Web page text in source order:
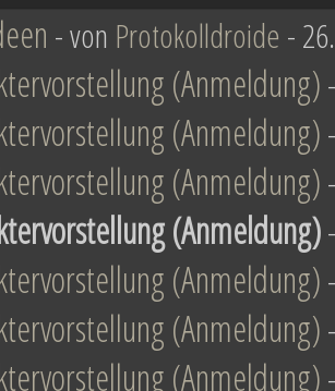
- von Protokolldroide -
(Anmeldung)
(Anmeldung)
(Anmeldung)
(Anmeldung)
(Anmeldung)
(Anmeldung)
(Anmeldung)